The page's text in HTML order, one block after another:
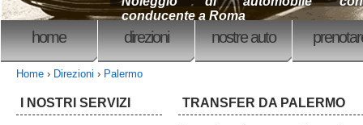
conducente a Roma
home direzioni nostre auto
Home › Direzioni › Palermo
TRANSFER DA PALERMO
I NOSTRI SERVIZI